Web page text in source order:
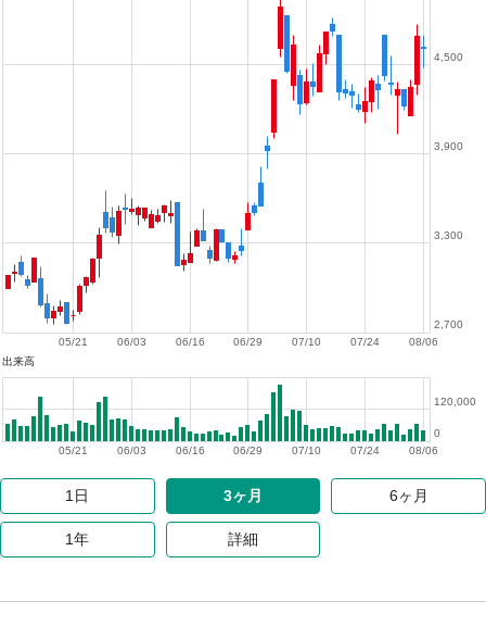
08/06
07/24
07/10
06/29
06/16
06/03
05/21
2,700
3,300
3,900
4,500
出来高
08/06
07/24
07/10
06/29
06/16
06/03
05/21
0
120,000
1日 3ヶ月 6ヶ月
1年 詳細